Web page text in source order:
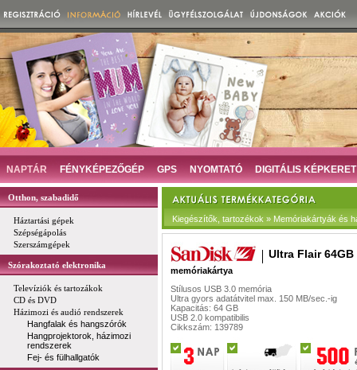
NAPTÁR FÉNYKÉPEZŐGÉP GPS NYOMTATÓ DIGITÁLIS KÉPKERET
Otthon, szabadidő
Háztartási gépek
Szépségápolás
Szerszámgépek
Szórakoztató elektronika
Televíziók és tartozákok
CD és DVD
Házimozi és audió rendszerek
Hangfalak és hangszórók
Hangprojektorok, házimozi
rendszerek
Fej- és fülhallgatók
Kiegészítők, tartozékok » Memóriakártyák és
Ultra Flair 64GB
memóriakártya
Stílusos USB 3.0 memória
Ultra gyors adatátvitel max. 150 MB/sec.-ig
Kapacitás: 64 GB
USB 2.0 kompatibilis
Cikkszám: 139789